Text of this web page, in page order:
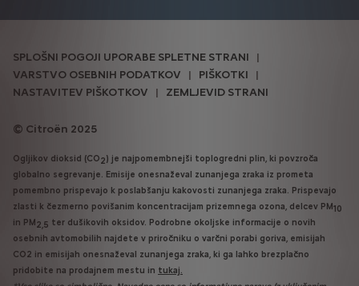
Citroën 2025
SPLOŠNI POGOJI UPORABE SPLETNE STRANI
VARSTVO OSEBNIH PODATKOV
PIŠKOTKI
NASTAVITEV PIŠKOTKOV
ZEMLJEVID STRANI
Ogljikov dioksid (CO2) je najpomembnejši toplogredni plin, ki povzroča
globalno segrevanje. Emisije onesnaževal zunanjega zraka iz prometa
pomembno prispevajo k poslabšanju kakovosti zunanjega zraka. Prispevajo
zlasti k čezmerno povišanim koncentracijam prizemnega ozona, delcev PM10
in PM 2,5 ter dušikovih oksidov. Podrobne okoljske informacije o novih
osebnih avtomobilih najdete v priročniku o varčni porabi goriva, emisijah
CO2 in emisijah onesnaževal zunanjega zraka, ki ga lahko brezplačno
pridobite na prodajnem mestu in tukaj.